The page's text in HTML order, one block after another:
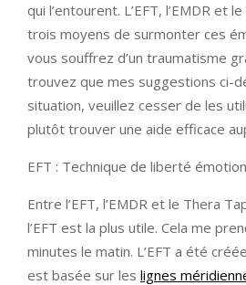
qui l’entourent. L’EFT, l’EMDR et
trois moyens de surmonter ces
vous souffrez d’un traumatisme
trouvez que mes suggestions ci-
situation, veuillez cesser de les
plutôt trouver une aide efficace
EFT : Technique de liberté
Entre l’EFT, l’EMDR et le Thera
l’EFT est la plus utile. Cela me
minutes le matin. L’EFT a été
est basée sur les lignes